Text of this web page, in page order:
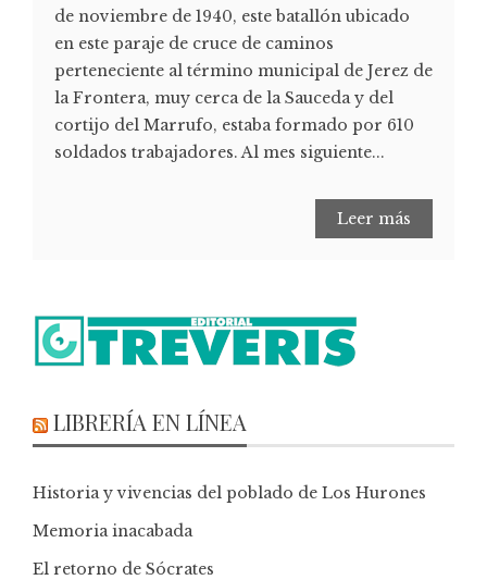
de noviembre de 1940, este batallón ubicado
en este paraje de cruce de caminos
perteneciente al término municipal de Jerez de
la Frontera, muy cerca de la Sauceda y del
cortijo del Marrufo, estaba formado por 610
soldados trabajadores. Al mes siguiente...
Leer más
LIBRERÍA EN LÍNEA
Historia y vivencias del poblado de Los Hurones
Memoria inacabada
El retorno de Sócrates